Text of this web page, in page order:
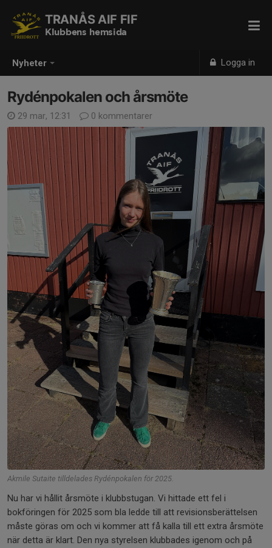
Nyheter Logga in
TRANÅS AIF FIF
Klubbens hemsida
Rydénpokalen och årsmöte
29 mar, 12:31 0 kommentarer
Akmile Sutaite tilldelades Rydénpokalen för 2025.
Nu har vi hållit årsmöte i klubbstugan. Vi hittade ett fel i
bokföringen för 2025 som bla ledde till att revisionsberättelsen
måste göras om och vi kommer att få kalla till ett extra årsmöte
när detta är klart. Den nya styrelsen klubbades igenom och på